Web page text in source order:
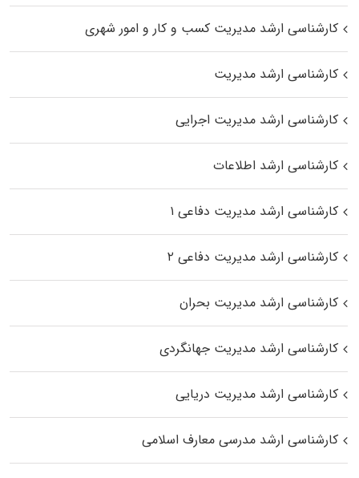
کارشناسی ارشد مدیریت کسب و کار و امور شهری
کارشناسی ارشد مدیریت
کارشناسی ارشد مدیریت اجرایی
کارشناسی ارشد اطلاعات
کارشناسی ارشد مدیریت دفاعی ۱
کارشناسی ارشد مدیریت دفاعی ۲
کارشناسی ارشد مدیریت بحران
کارشناسی ارشد مدیریت جهانگردی
کارشناسی ارشد مدیریت دریایی
کارشناسی ارشد مدرسی معارف اسلامی